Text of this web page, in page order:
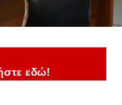
εδώ!